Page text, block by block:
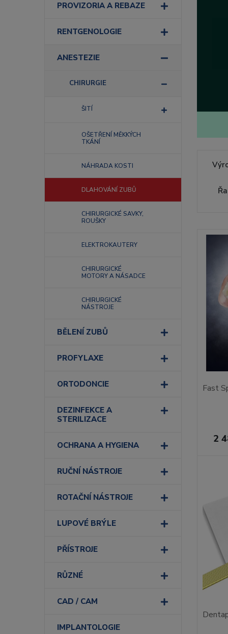
PROVIZORIA A REBAZE
RENTGENOLOGIE
ANESTEZIE
CHIRURGIE
ŠITÍ
OŠETŘENÍ MĚKKÝCH
TKÁNÍ
NÁHRADA KOSTI
DLAHOVÁNÍ ZUBŮ
CHIRURGICKÉ SAVKY,
ROUŠKY
ELEKTROKAUTERY
CHIRURGICKÉ
MOTORY A NÁSADCE
CHIRURGICKÉ
NÁSTROJE
BĚLENÍ ZUBŮ
PROFYLAXE
ORTODONCIE
DEZINFEKCE A
STERILIZACE
OCHRANA A HYGIENA
RUČNÍ NÁSTROJE
ROTAČNÍ NÁSTROJE
LUPOVÉ BRÝLE
PŘÍSTROJE
RŮZNÉ
CAD / CAM
IMPLANTOLOGIE
Fast
2